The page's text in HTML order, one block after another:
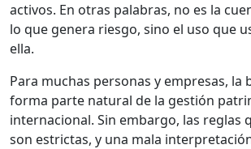
activos. En otras palabras, no es la
lo que genera riesgo, sino el uso que
ella.
Para muchas personas y empresas, la
forma parte natural de la gestión
internacional. Sin embargo, las reglas
son estrictas, y una mala